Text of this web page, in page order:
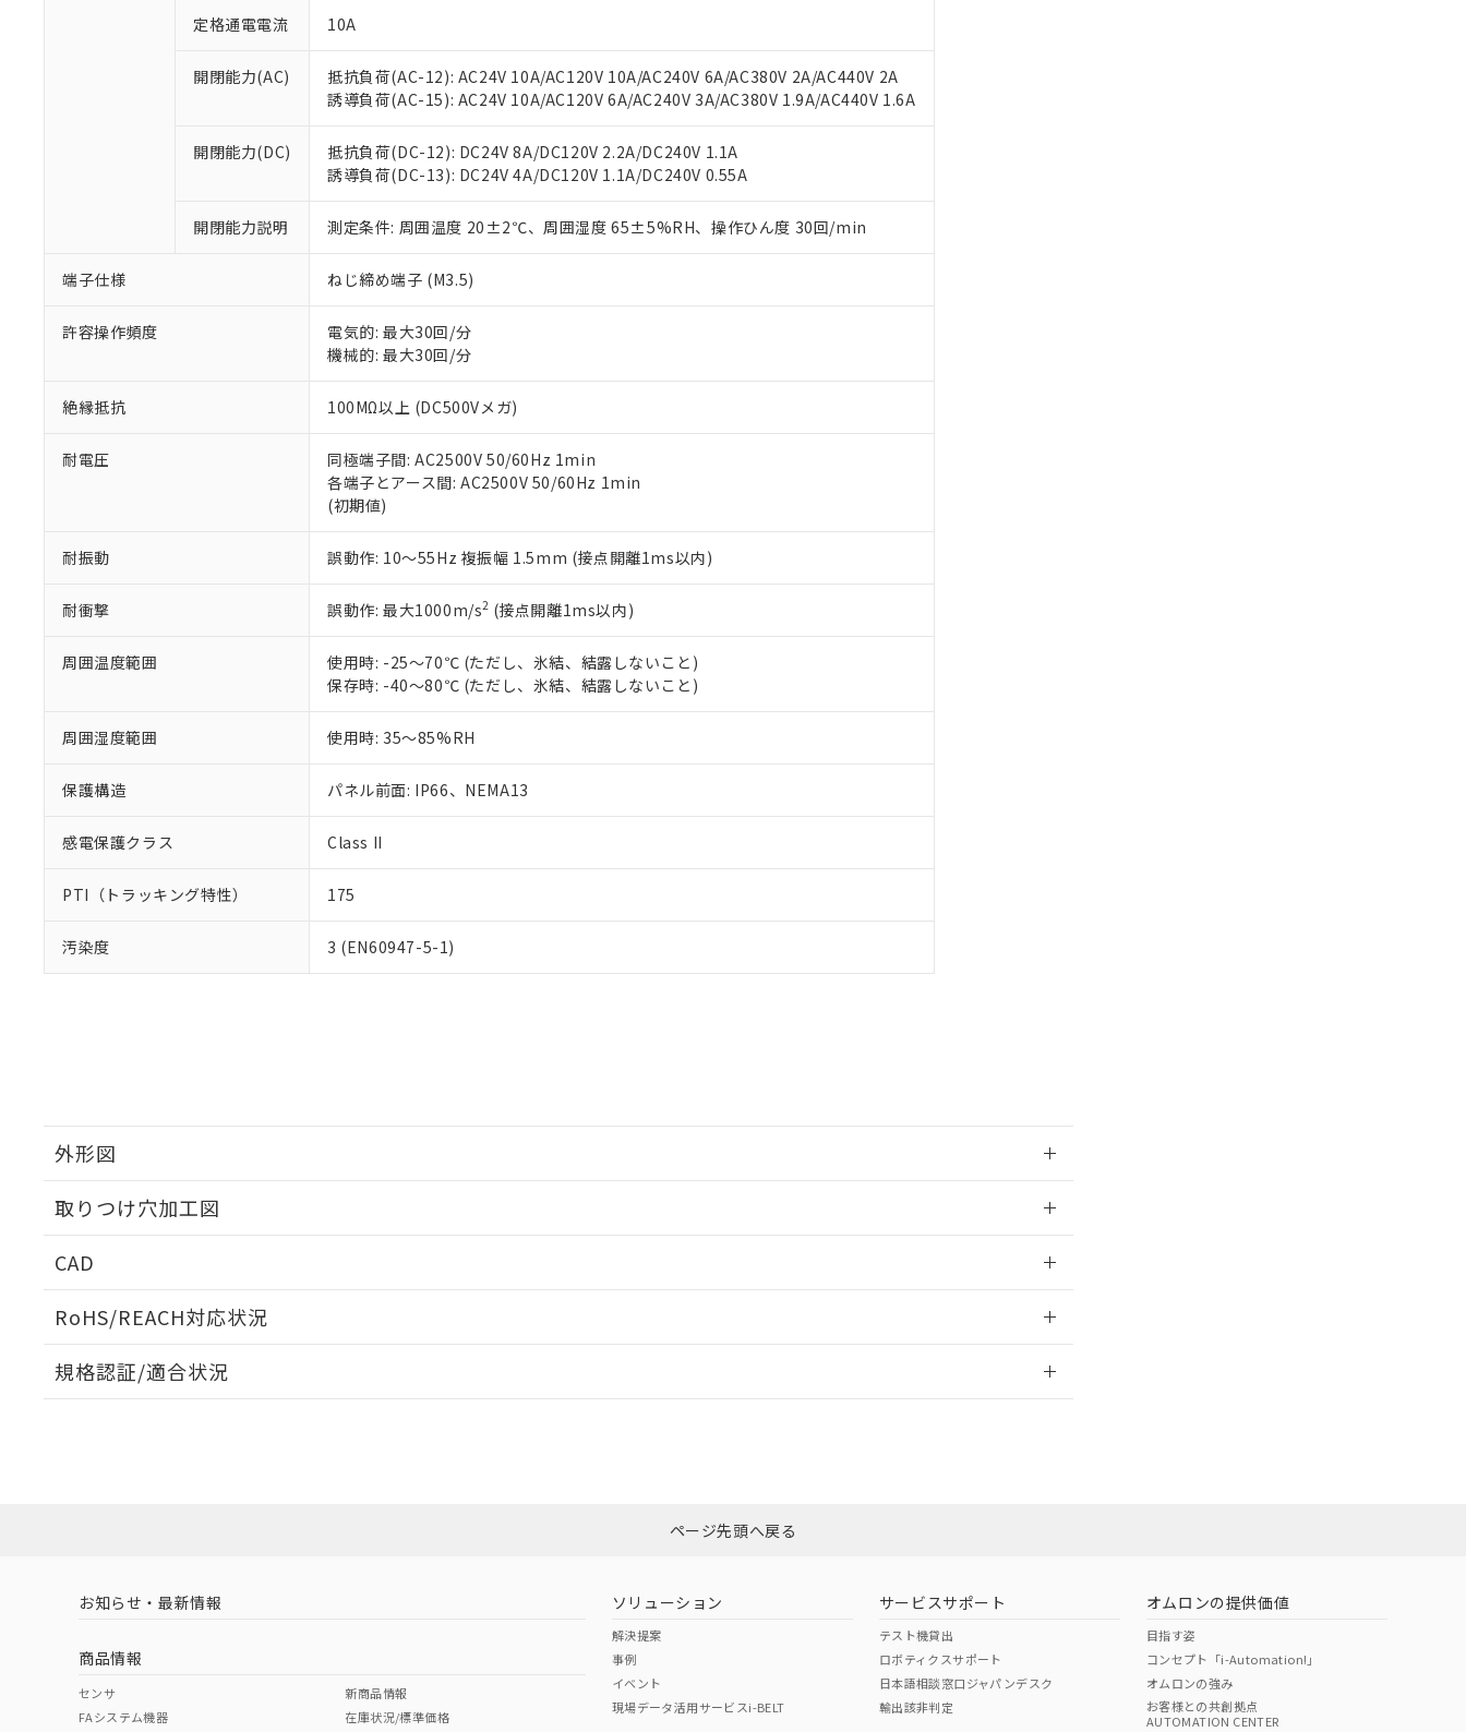
定格通電電流 10A
開閉能力(AC)
抵抗負荷(AC-12): AC24V 10A/AC120V 10A/AC240V 6A/AC380V 2A/AC440V 2A
誘導負荷(AC-15): AC24V 10A/AC120V 6A/AC240V 3A/AC380V 1.9A/AC440V 1.6A
開閉能力(DC)
抵抗負荷(DC-12): DC24V 8A/DC120V 2.2A/DC240V 1.1A
誘導負荷(DC-13): DC24V 4A/DC120V 1.1A/DC240V 0.55A
開閉能力説明 測定条件: 周囲温度 20±2℃、周囲湿度 65±5%RH、操作ひん度 30回/min
端子仕様 ねじ締め端子 (M3.5)
許容操作頻度
電気的: 最大30回/分
機械的: 最大30回/分
絶縁抵抗 100MΩ以上 (DC500Vメガ)
耐電圧
同極端子間: AC2500V 50/60Hz 1min
各端子とアース間: AC2500V 50/60Hz 1min
(初期値)
耐振動 誤動作: 10～55Hz 複振幅 1.5mm (接点開離1ms以内)
耐衝撃 誤動作: 最大1000m/s2 (接点開離1ms以内)
周囲温度範囲
使用時: -25～70℃ (ただし、氷結、結露しないこと)
保存時: -40～80℃ (ただし、氷結、結露しないこと)
周囲湿度範囲 使用時: 35～85%RH
保護構造 パネル前面: IP66、NEMA13
感電保護クラス Class II
PTI（トラッキング特性） 175
汚染度 3 (EN60947-5-1)
外形図
取りつけ穴加工図
CAD
RoHS/REACH対応状況
EU RoHS 注意事項・凡例
ダウンロードはこちら
中国 RoHS 注意事項・凡例
中国 RoHS表
規格認証/適合状況
（イギリス
（ノルウェー
（日本
（アメリカ
ご利用条件
以下の条件をお読みいただき、同意のうえご利用ください。
本サービスは、当社制御機器事業取扱商品の当社在庫状況および標準価格(税抜)を提供させていただ
くものです。
当社制御機器事業取扱商品の中には、本サービスの対象外となる商品もあることをご了承ください。
在庫状況および標準価格照会結果は、記載している更新日時点での社内データに基づき作成されるも
い。
正式な納期状況および標準価格はお客様のお取引先、またはお客様担当のオムロン制御機器販売店・
当社販売員にご相談ください。
オムロン制御機器販売店や当社販売拠点は「販売ネットワーク
」をご確認ください。
在庫状況および標準価格結果を当社の事前の承諾なく第三者に漏洩または開示しないようお願いしま
す。
ている必要があります。
お客様が当ウェブサイト上で当社にご登録された部品リストについて、当社および当社の共同利用者
さい。
※当社の共同利用者とは、"個人情報の共同利用に関して"
非該当品：ライセンス料など無形物で、有害物質有無と関係のない商品です。
仕入先様の事情により、非含有部品としていたものが、含有品と判明した場合などやむを得ず変更すること
があります。
*EU RoHS指令（10物質）：
六価クロム(Cr(Ⅵ)) 1000ppm以下、ポリ臭化ビフェニル類(PBB) 1000ppm以下、ポリ臭化ジフェニルエーテル類(PBDE) 1000ppm以下、
フタル酸ビス(2-エチルヘキシル) (DEHP)(別名：DOP) 1000ppm以下、フタル酸ブチルベンジル（BBP） 1000ppm以下、フタル酸ジブチ
ル（DBP） 1000ppm以下、フタル酸ジイソブチル (DIBP) 1000ppm以下
但し、RoHS指令で産業用監視および制御機器に対する適用除外項目は除く。
フタル酸エステル類の４物質については閾値を超える意図的な使用がないことを確認しています。
※2 対応予定月
部品在庫の切り替え状況などにより、予定月が前後することがあります。
※3 非含有証明書ダウンロード
下記の非含有証明書をダウンロードすることができます。
EU RoHS指令（10物質）の非含有証明書
51物質の非含有証明書（当社基準）
※本証明書は発行日時点で非含有を証明するもので、過去に遡って非含有を証明するものではありません。
また、RoHS指令のフタル酸エステル類４物質の対応では、対応完了までの期間は出荷製品に未対応品が
混在することから備考欄に対応日を記載しておりました。
り割愛しております。
※1 中国RoHS○×表
「○」：最大均質材料含有率が中国RoHSの基準値以下であることを示します。
「×」：最大均質材料含有率が中国RoHSの基準値を超えていることを示します。
*中国RoHS10物質の基準値 (GB/T26572)：
Pb(鉛) :1000ppm、 Hg(水銀) : 1000ppm、 Cd(カドミウム) : 100ppm、
Cr(Ⅵ)(六価クロム) : 1000ppm、 PBBs(ポリ臭化ビフェニル類) : 1000ppm、 PBDEs(ポリ臭化ジフェニルエーテル類) : 1000ppm、
DBP(フタル酸ジブチル) : 1000ppm、 DIBP(フタル酸ジイソブチル) : 1000ppm、 BBP(フタル酸ブチルベンジル) : 1000ppm、
DEHP(フタル酸ビス(2-エチルヘキシル)) : 1000ppm
※2 環境保護使用期限
「ｅ」：有害物質（10物質）のすべてが基準値以下であることを示します。
「10」：通常の使用状況下において有害物質が外部に漏えいし、環境に深刻な影響を及ぼさない年数を意
味します。
当社は、これら貴社製品のうち、外国為替および外国貿易法に定める商品（以下｢規制貨物等」とい
う）を輸出または国外への提供する場合は、日本国政府の輸出許可(または役務取引許可)を取得する
などの必要な手続きをとります。
ます。
当社は貴社製品を、核兵器、ミサイル、化学兵器、生物兵器またはその他武器並びにこれらの製造装
当社は、貴社製品を第三者に販売する場合は、上記1、2および3の内容を当該第三者に通知します。
また当社は、販売先および販売に係わる関係者が違法に輸出するおそれがある場合は、取り引きをい
たしません。
記
号
説明
○ 一定数以上の在庫あり
△ 一定数には満たないが在庫あり
－
在庫なし(最新の在庫状況については、お客様のお取引先、またはお客様担当のオムロン制御
機器販売店・当社販売員にご確認ください)
空
白
受注生産機種、また在庫状況の情報を公開していない機種
ページ先頭へ戻る
お知らせ・最新情報
商品情報
センサ
FAシステム機器
新商品情報
在庫状況/標準価格
ソリューション
解決提案
事例
イベント
現場データ活用サービスi-BELT
サービスサポート
テスト機貸出
ロボティクスサポート
日本語相談窓口ジャパンデスク
輸出該非判定
オムロンの提供価値
目指す姿
コンセプト「i-Automation!」
オムロンの強み
お客様との共創拠点
AUTOMATION CENTER